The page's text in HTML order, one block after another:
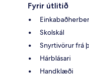
Fyrir útlitið
Skolskál
Snyrtivörur frá
Hárblásari
Handklæði